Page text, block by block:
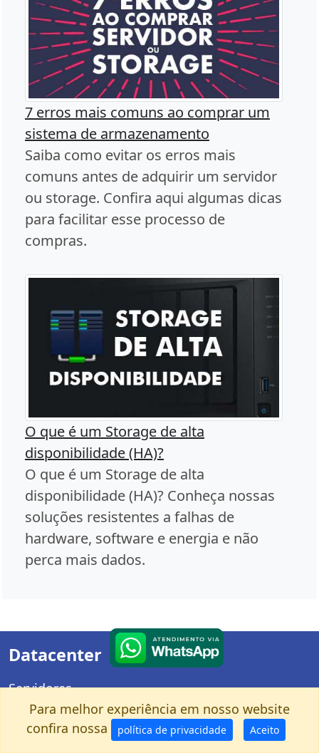
7 erros mais comuns ao comprar um
sistema de armazenamento
Saiba como evitar os erros mais
comuns antes de adquirir um servidor
ou storage. Confira aqui algumas dicas
para facilitar esse processo de
compras.
O que é um Storage de alta
disponibilidade (HA)?
O que é um Storage de alta
disponibilidade (HA)? Conheça nossas
soluções resistentes a falhas de
hardware, software e energia e não
perca mais dados.
Datacenter
Servidores
Storages HA
Switches
Para melhor experiência em nosso website
confira nossa
política de privacidade Aceito